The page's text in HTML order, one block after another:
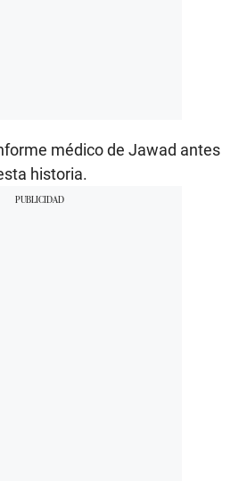
médico de Jawad antes
historia.